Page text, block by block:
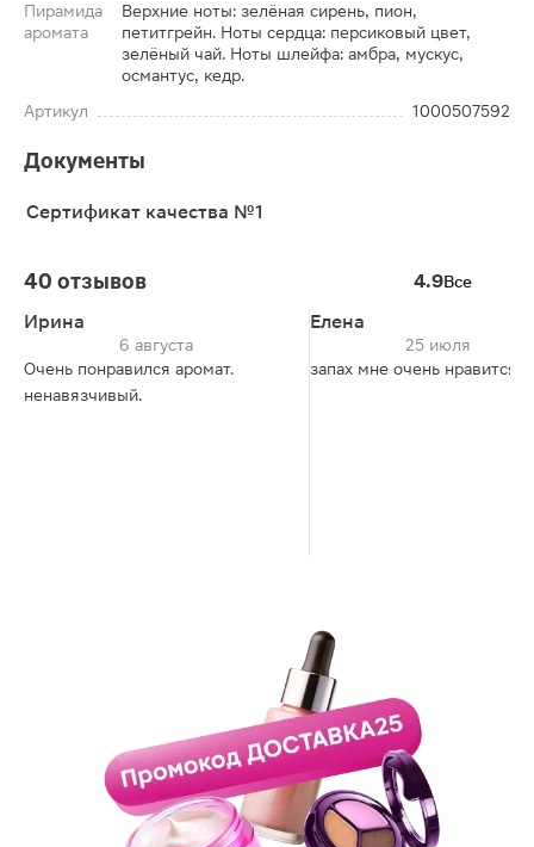
Пирамида
аромата
Верхние ноты: зелёная сирень, пион,
петитгрейн. Ноты сердца: персиковый цвет,
зелёный чай. Ноты шлейфа: амбра, мускуc,
османтус, кедр.
Артикул
1000507592
Документы
Сертификат качества №1
40 отзывов 4.9Все
Ирина
6 августа
Очень понравился аромат.
ненавязчивый.
Елена
25 июля
запах мне очень нравится